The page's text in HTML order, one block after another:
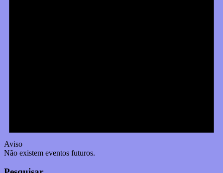
Aviso
Não existem eventos futuros.